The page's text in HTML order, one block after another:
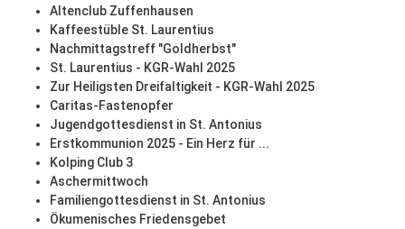
Altenclub Zuffenhausen
Kaffeestüble St. Laurentius
Nachmittagstreff "Goldherbst"
St. Laurentius - KGR-Wahl 2025
Zur Heiligsten Dreifaltigkeit - KGR-Wahl 2025
Caritas-Fastenopfer
Jugendgottesdienst in St. Antonius
Erstkommunion 2025 - Ein Herz für ...
Kolping Club 3
Aschermittwoch
Familiengottesdienst in St. Antonius
Ökumenisches Friedensgebet